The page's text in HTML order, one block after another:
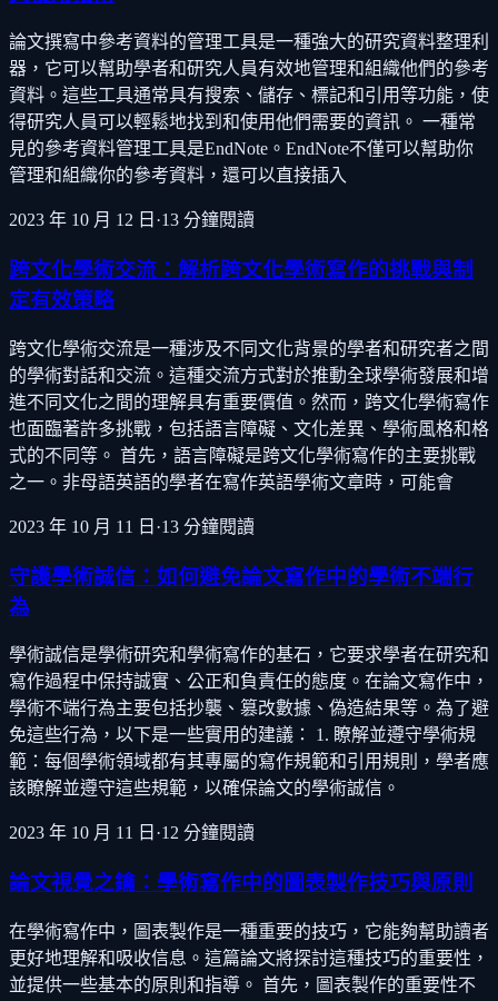
論文撰寫中參考資料的管理工具是一種強大的研究資料整理利
器，它可以幫助學者和研究人員有效地管理和組織他們的參考
資料。這些工具通常具有搜索、儲存、標記和引用等功能，使
得研究人員可以輕鬆地找到和使用他們需要的資訊。 一種常
見的參考資料管理工具是EndNote。EndNote不僅可以幫助你
管理和組織你的參考資料，還可以直接插入
2023 年 10 月 12 日 ·13 分鐘閱讀
跨文化學術交流：解析跨文化學術寫作的挑戰與制
定有效策略
跨文化學術交流是一種涉及不同文化背景的學者和研究者之間
的學術對話和交流。這種交流方式對於推動全球學術發展和增
進不同文化之間的理解具有重要價值。然而，跨文化學術寫作
也面臨著許多挑戰，包括語言障礙、文化差異、學術風格和格
式的不同等。 首先，語言障礙是跨文化學術寫作的主要挑戰
之一。非母語英語的學者在寫作英語學術文章時，可能會
2023 年 10 月 11 日 ·13 分鐘閱讀
守護學術誠信：如何避免論文寫作中的學術不端行
為
學術誠信是學術研究和學術寫作的基石，它要求學者在研究和
寫作過程中保持誠實、公正和負責任的態度。在論文寫作中，
學術不端行為主要包括抄襲、篡改數據、偽造結果等。為了避
免這些行為，以下是一些實用的建議： 1. 瞭解並遵守學術規
範：每個學術領域都有其專屬的寫作規範和引用規則，學者應
該瞭解並遵守這些規範，以確保論文的學術誠信。
2023 年 10 月 11 日 ·12 分鐘閱讀
論文視覺之鑰：學術寫作中的圖表製作技巧與原則
在學術寫作中，圖表製作是一種重要的技巧，它能夠幫助讀者
更好地理解和吸收信息。這篇論文將探討這種技巧的重要性，
並提供一些基本的原則和指導。 首先，圖表製作的重要性不